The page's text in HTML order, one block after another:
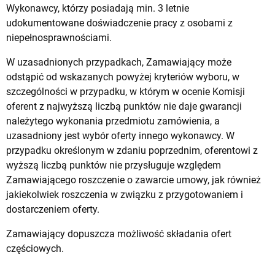
Wykonawcy, którzy posiadają min. 3 letnie
udokumentowane doświadczenie pracy z osobami z
niepełnosprawnościami.
W uzasadnionych przypadkach, Zamawiający może
odstąpić od wskazanych powyżej kryteriów wyboru, w
szczególności w przypadku, w którym w ocenie Komisji
oferent z najwyższą liczbą punktów nie daje gwarancji
należytego wykonania przedmiotu zamówienia, a
uzasadniony jest wybór oferty innego wykonawcy. W
przypadku określonym w zdaniu poprzednim, oferentowi z
wyższą liczbą punktów nie przysługuje względem
Zamawiającego roszczenie o zawarcie umowy, jak również
jakiekolwiek roszczenia w związku z przygotowaniem i
dostarczeniem oferty.
Zamawiający dopuszcza możliwość składania ofert
częściowych.